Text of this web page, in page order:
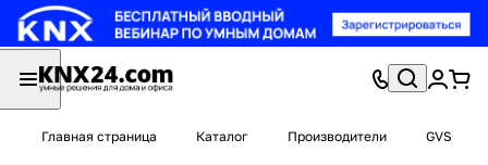
Главная страница Каталог Производители GVS